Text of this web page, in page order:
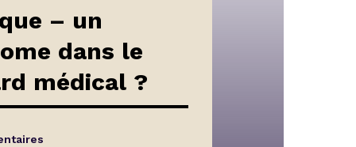
– un
dans le
médical ?